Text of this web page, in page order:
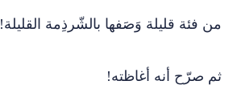
من فئة قليلة وَصَفها بالشّرذِمة القليلة!
ثم صرّح أنه أغاظته!